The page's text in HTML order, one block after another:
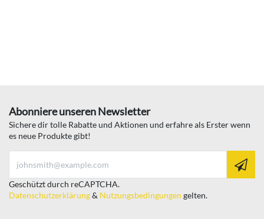
Abonniere unseren Newsletter
Sichere dir tolle Rabatte und Aktionen und erfahre als Erster wenn
es neue Produkte gibt!
Geschützt durch reCAPTCHA.
Datenschutzerklärung& Nutzungsbedingungen gelten.